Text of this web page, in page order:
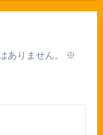
ありません。
※